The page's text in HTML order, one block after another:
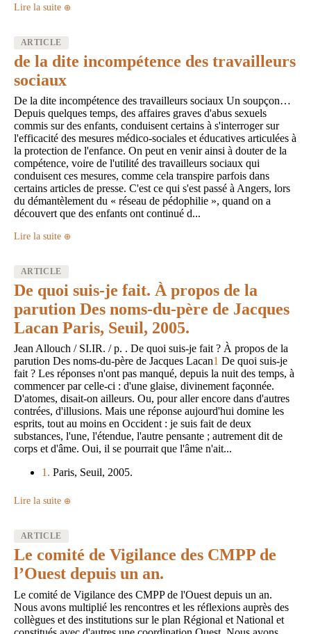
Lire la suite
ARTICLE
de la dite incompétence des travailleurs
sociaux
De la dite incompétence des travailleurs sociaux Un soupçon…
Depuis quelques temps, des affaires graves d'abus sexuels
commis sur des enfants, conduisent certains à s'interroger sur
l'efficacité des mesures médico-sociales et éducatives articulées à
la protection de l'enfance. On peut en venir ainsi à douter de la
compétence, voire de l'utilité des travailleurs sociaux qui
conduisent ces mesures, comme cela transpire parfois dans
certains articles de presse. C'est ce qui s'est passé à Angers, lors
du démantèlement du « réseau de pédophilie », quand on a
découvert que des enfants ont continué d...
Lire la suite
ARTICLE
De quoi suis-je fait. À propos de la
parution Des noms-du-père de Jacques
Lacan Paris, Seuil, 2005.
Jean Allouch / SI.IR. / p. . De quoi suis-je fait ? À propos de la
parution Des noms-du-père de Jacques Lacan1 De quoi suis-je
fait ? Les réponses n'ont pas manqué, depuis la nuit des temps, à
commencer par celle-ci : d'une glaise, divinement façonnée.
D'atomes, disait-on ailleurs. Ou, pour aller encore dans d'autres
contrées, d'illusions. Mais une réponse aujourd'hui domine les
esprits, tout au moins en Occident : je suis fait de deux
substances, l'une, l'étendue, l'autre pensante ; autrement dit de
corps et d'âme. Oui, il se pourrait que l'âme n'ait...
1. Paris, Seuil, 2005.
Lire la suite
ARTICLE
Le comité de Vigilance des CMPP de
l’Ouest depuis un an.
Le comité de Vigilance des CMPP de l'Ouest depuis un an.
Nous avons multiplié les rencontres et les réflexions auprès des
collègues et des institutions sur le plan Régional et National et